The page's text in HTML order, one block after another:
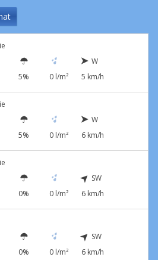
5% 0 l/m²
W
5 km/h
5% 0 l/m²
W
6 km/h
0% 0 l/m²
SW
6 km/h
0% 0 l/m²
SW
6 km/h